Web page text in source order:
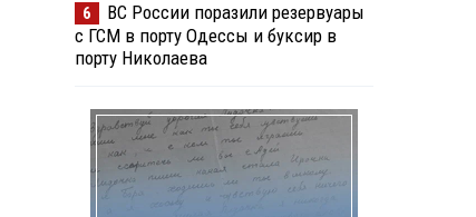
6
ВС России поразили резервуары
с ГСМ в порту Одессы и буксир в
порту Николаева